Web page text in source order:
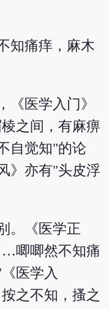
知痛痒，麻木
《医学入门》
之间，有麻痹
自觉知"的论
》亦有"头皮浮
。《医学正
…唧唧然不知痛
医学入
之不知，搔之